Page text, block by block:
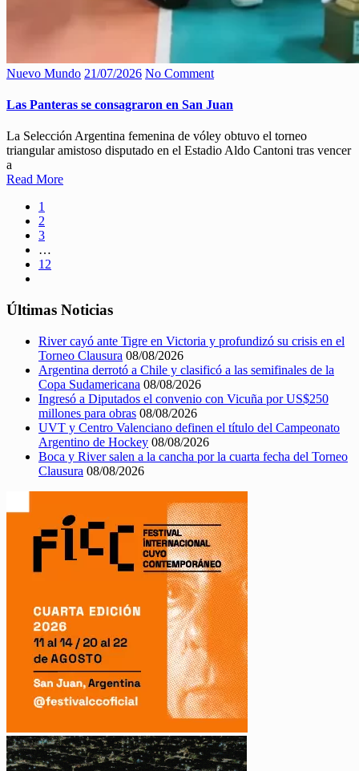
Nuevo Mundo 21/07/2026 No Comment
Las Panteras se consagraron en San Juan
La Selección Argentina femenina de vóley obtuvo el torneo
triangular amistoso disputado en el Estadio Aldo Cantoni tras vencer
a
Read More
1
2
3
…
12
Últimas Noticias
River cayó ante Tigre en Victoria y profundizó su crisis en el
Torneo Clausura 08/08/2026
Argentina derrotó a Chile y clasificó a las semifinales de la
Copa Sudamericana 08/08/2026
Ingresó a Diputados el convenio con Vicuña por US$250
millones para obras 08/08/2026
UVT y Centro Valenciano definen el título del Campeonato
Argentino de Hockey 08/08/2026
Boca y River salen a la cancha por la cuarta fecha del Torneo
Clausura 08/08/2026